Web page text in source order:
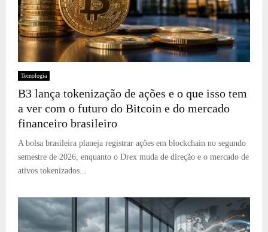
Tecnologia
B3 lança tokenização de ações e o que isso tem
a ver com o futuro do Bitcoin e do mercado
financeiro brasileiro
A bolsa brasileira planeja registrar ações em blockchain no segundo
semestre de 2026, enquanto o Drex muda de direção e o mercado de
ativos tokenizados...